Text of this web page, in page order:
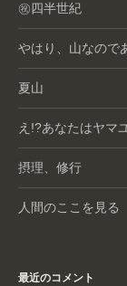
㊗️四半世紀
やはり、山なので
夏山
え!?あなたはヤマ
摂理、修行
人間のここを見る
最近のコメント